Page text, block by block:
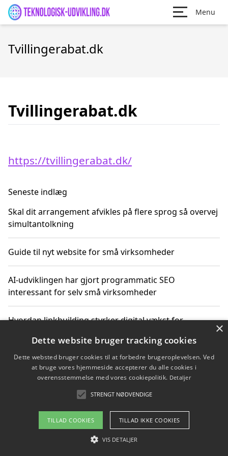
Menu
Tvillingerabat.dk
Tvillingerabat.dk
https://tvillingerabat.dk/
Seneste indlæg
Skal dit arrangement afvikles på flere sprog så overvej
simultantolkning
Guide til nyt website for små virksomheder
AI-udviklingen har gjort programmatic SEO
interessant for selv små virksomheder
Hvordan linkbuilding styrker digital vækst for
Sådan har udviklingen inden for genbrug af elektronik
ændret sig
Copyright 2026 - Pilanto Aps
Om / kontakt
×
Dette website bruger tracking cookies
Dette websted bruger cookies til at forbedre brugeroplevelsen. Ved
at bruge vores hjemmeside accepterer du alle cookies i
overensstemmelse med vores cookiepolitik. Detaljer
STRENGT NØDVENDIGE
TILLAD COOKIES TILLAD IKKE COOKIES
VIS DETALJER